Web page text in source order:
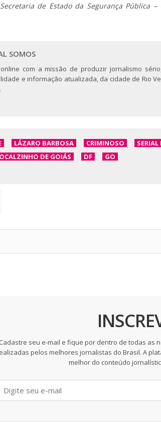
de Estado da Segurança Pública –
SOMOS
com a missão de produzir jornalismo
e informação atualizada, da cidade de Rio
LÁZARO BARBOSA CRIMINOSO
SERIAL
DE GOIÁS DF
GO
Cadastre seu e-mail e fique por dentro de todas as
pelos melhores jornalistas do Brasil. A
melhor do conteúdo